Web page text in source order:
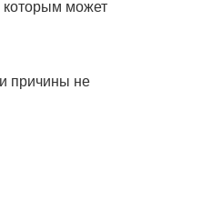
которым может
причины не